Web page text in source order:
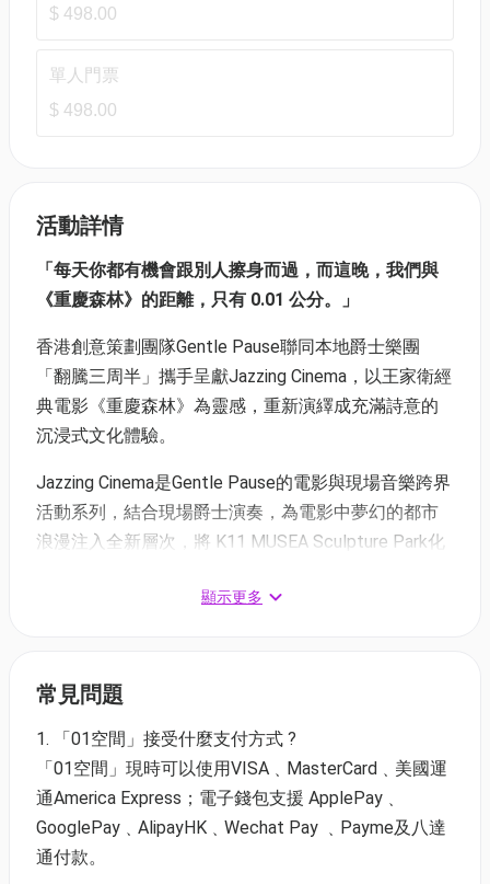
$ 498.00
單人門票
$ 498.00
活動詳情
「每天你都有機會跟別人擦身而過，而這晚，我們與
《重慶森林》的距離，只有 0.01 公分。」
香港創意策劃團隊Gentle Pause聯同本地爵士樂團
「翻騰三周半」攜手呈獻Jazzing Cinema，以王家衛經
典電影《重慶森林》為靈感，重新演繹成充滿詩意的
沉浸式文化體驗。
Jazzing Cinema是Gentle Pause的電影與現場音樂跨界
活動系列，結合現場爵士演奏，為電影中夢幻的都市
浪漫注入全新層次，將 K11 MUSEA Sculpture Park化
夜色與旋律之中感受屬於這座城市的浪漫節奏與短暫
相遇之美。
Gentle Pause 爵士映畫：《重慶森林》✨
日期：2026年5月1-2日 (星期五&六)
時間：18:00 - 19:30（時長90分鐘）（最早5pm可入
場）
地點：K11 MUSEA 6樓 Sculpture Park
顯示更多
常見問題
1. 「01空間」接受什麼支付方式 ?
「01空間」現時可以使用VISA﹑MasterCard﹑美國運
通America Express；電子錢包支援 ApplePay﹑
GooglePay﹑AlipayHK﹑Wechat Pay ﹑Payme及八達
通付款。